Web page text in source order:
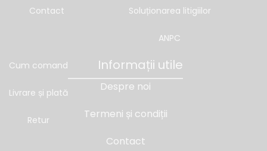
Contact Soluționarea litigiilor
ANPC
Cum comand
Livrare și plată
Retur
Informații utile
Despre noi
Termeni și condiții
Contact